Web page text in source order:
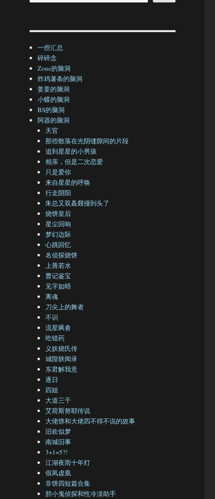
一些汇总
碎碎念
Zone的脑洞
炸鸡薯条的脑洞
姜姜的脑洞
小蝶的脑洞
BS的脑洞
阿器的脑洞
天官
那些散落在光阴缝隙间的片段
追到星星的小男孩
相亲，但是二次恋爱
只是爱你
来自星星的呼唤
行走阴阳
朱总又双叒叕撞到头了
烧饼皇后
星尘回响
梦幻边际
心跳回忆
名侦探烧饼
上善若水
曹记鉴宝
见字如晤
离魂
刀尖上的舞者
不识
流星飒沓
吃错药
义妖烧氏传
城隍轶闻录
东君解我意
逐日
四姐
大道三千
艾荷斯努耶传说
大佬饼和大佬四不得不说的故事
旧欢似梦
南城旧事
3+1=5?!
江湖夜雨十年灯
假凤虚凰
非饼四短篇合集
胆小鬼侦探和性冷淡助手